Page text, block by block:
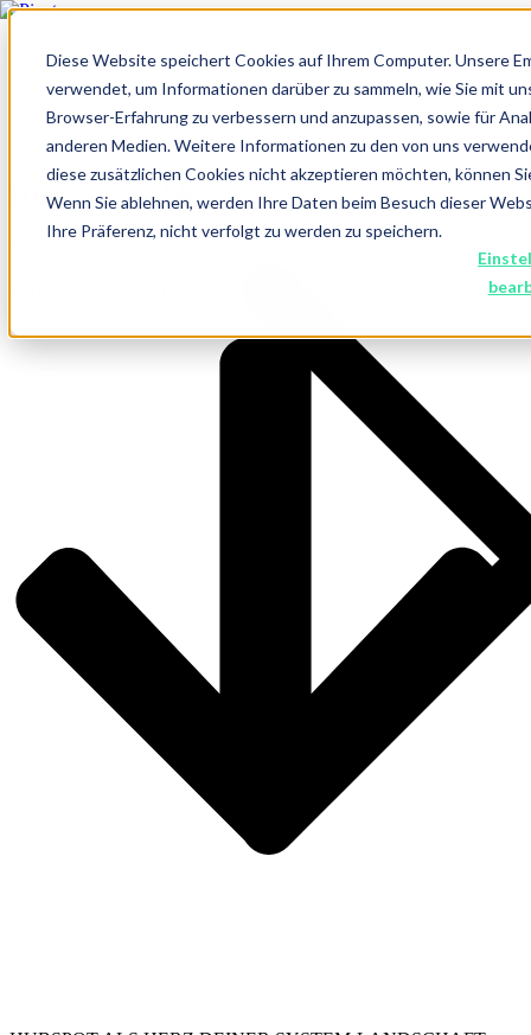
Diese Website speichert Cookies auf Ihrem Computer. Unsere
verwendet, um Informationen darüber zu sammeln, wie Sie mit
Browser-Erfahrung zu verbessern und anzupassen, sowie für
anderen Medien. Weitere Informationen zu den von uns
diese zusätzlichen Cookies nicht akzeptieren möchten, können
Wenn Sie ablehnen, werden Ihre Daten beim Besuch dieser
Ihre Präferenz, nicht verfolgt zu werden zu speichern.
Hubspot Middleware